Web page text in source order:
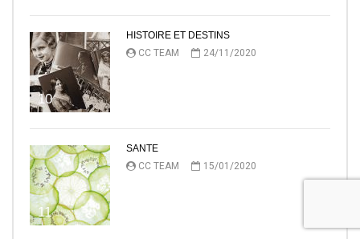
10
HISTOIRE ET DESTINS
CC TEAM
24/11/2020
11
SANTE
CC TEAM
15/01/2020